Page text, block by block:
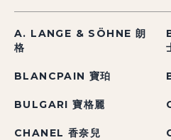
A. LANGE & SÖHNE 朗
格
BLANCPAIN 寶珀
BULGARI 寶格麗
CHANEL 香奈兒